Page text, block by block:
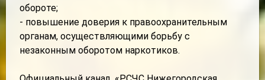
обороте;
- повышение доверия к правоохранительным
органам, осуществляющими борьбу с
незаконным оборотом наркотиков.